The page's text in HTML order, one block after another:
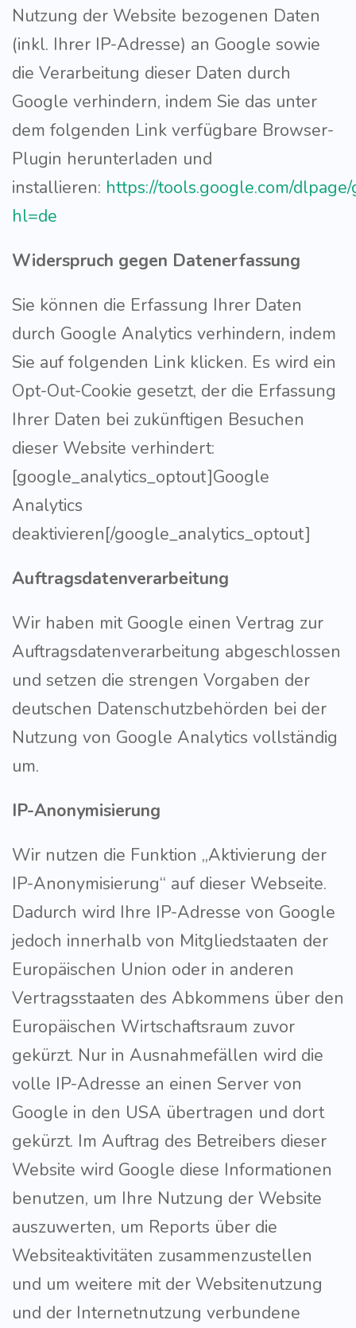
Nutzung der Website bezogenen Daten
(inkl. Ihrer IP-Adresse) an Google sowie
die Verarbeitung dieser Daten durch
Google verhindern, indem Sie das unter
dem folgenden Link verfügbare Browser-
Plugin herunterladen und
installieren: https://tools.google.com/
hl=de
Widerspruch gegen Datenerfassung
Sie können die Erfassung Ihrer Daten
durch Google Analytics verhindern, indem
Sie auf folgenden Link klicken. Es wird ein
Opt-Out-Cookie gesetzt, der die Erfassung
Ihrer Daten bei zukünftigen Besuchen
dieser Website verhindert:
[google_analytics_optout]Google
Analytics
deaktivieren[/google_analytics_optout]
Auftragsdatenverarbeitung
Wir haben mit Google einen Vertrag zur
Auftragsdatenverarbeitung abgeschlossen
und setzen die strengen Vorgaben der
deutschen Datenschutzbehörden bei der
Nutzung von Google Analytics vollständig
um.
IP-Anonymisierung
Wir nutzen die Funktion „Aktivierung der
IP-Anonymisierung“ auf dieser Webseite.
Dadurch wird Ihre IP-Adresse von Google
jedoch innerhalb von Mitgliedstaaten der
Europäischen Union oder in anderen
Vertragsstaaten des Abkommens über den
Europäischen Wirtschaftsraum zuvor
gekürzt. Nur in Ausnahmefällen wird die
volle IP-Adresse an einen Server von
Google in den USA übertragen und dort
gekürzt. Im Auftrag des Betreibers dieser
Website wird Google diese Informationen
benutzen, um Ihre Nutzung der Website
auszuwerten, um Reports über die
Websiteaktivitäten zusammenzustellen
und um weitere mit der Websitenutzung
und der Internetnutzung verbundene